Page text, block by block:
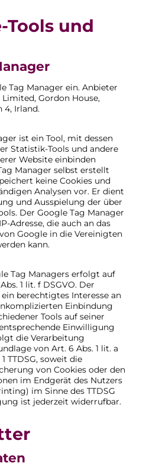
Tools und
Tag Manager ein. Anbieter
Gordon House,
4, Irland.
ist ein Tool, mit dessen
Statistik-Tools und andere
Website einbinden
Manager selbst erstellt
keine Cookies und
Analysen vor. Er dient
und Ausspielung der über
Der Google Tag Manager
Adresse, die auch an das
Google in die Vereinigten
kann.
Tag Managers erfolgt auf
1 lit. f DSGVO. Der
berechtigtes Interesse an
Einbindung
Tools auf seiner
Einwilligung
die Verarbeitung
von Art. 6 Abs. 1 lit. a
TTDSG, soweit die
von Cookies oder den
im Endgerät des Nutzers
im Sinne des TTDSG
ist jederzeit widerrufbar.